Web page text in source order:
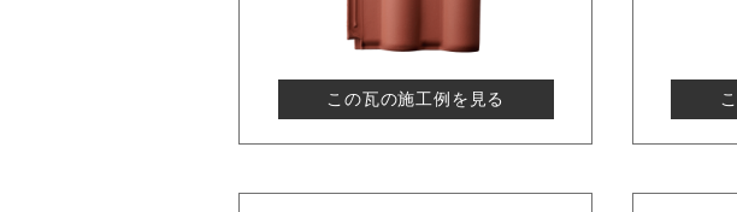
この瓦の施工例を見る